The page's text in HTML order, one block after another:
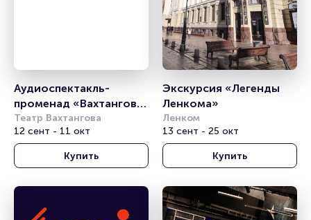
Аудиоспектакль-
променад «Вахтангов.
Путь к Турандот»
Театр Вахтангова
12 сент - 11 окт
Купить
Экскурсия «Легенды
Ленкома»
Ленком
13 сент - 25 окт
Купить